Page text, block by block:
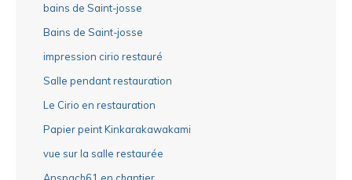
bains de Saint-josse
Bains de Saint-josse
impression cirio restauré
Salle pendant restauration
Le Cirio en restauration
Papier peint Kinkarakawakami
vue sur la salle restaurée
Anspach61 en chantier